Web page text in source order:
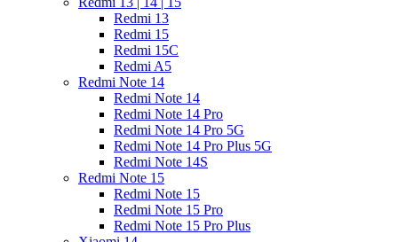
Redmi 13
Redmi 15
Redmi 15C
Redmi A5
Redmi Note 14
Redmi Note 14
Redmi Note 14 Pro
Redmi Note 14 Pro 5G
Redmi Note 14 Pro Plus 5G
Redmi Note 14S
Redmi Note 15
Redmi Note 15
Redmi Note 15 Pro
Redmi Note 15 Pro Plus